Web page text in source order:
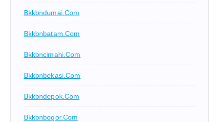
Bkkbndumai.com
Bkkbnbatam.com
Bkkbncimahi.com
Bkkbnbekasi.com
Bkkbndepok.com
Bkkbnbogor.com